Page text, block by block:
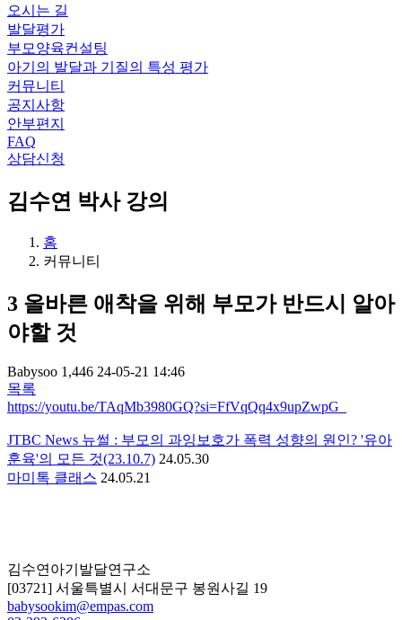
오시는 길
발달평가
부모양육컨설팅
아기의 발달과 기질의 특성 평가
커뮤니티
공지사항
안부편지
FAQ
상담신청
김수연 박사 강의
홈
커뮤니티
3 올바른 애착을 위해 부모가 반드시 알아
야할 것
Babysoo 1,446 24-05-21 14:46
목록
https://youtu.be/TAqMb3980GQ?si=FfVqQq4x9upZwpG_
JTBC News 뉴썰 : 부모의 과잉보호가 폭력 성향의 원인? '유아
훈육'의 모든 것(23.10.7) 24.05.30
마미톡 클래스 24.05.21
김수연아기발달연구소
[03721] 서울특별시 서대문구 봉원사길 19
babysookim@empas.com